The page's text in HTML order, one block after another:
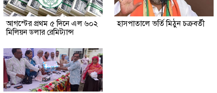
আগস্টের প্রথম ৫ দিনে এল ৬০২
মিলিয়ন ডলার রেমিট্যান্স
হাসপাতালে ভর্তি মিঠুন চক্রবর্তী